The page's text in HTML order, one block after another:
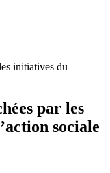
initiatives du
par les
sociale